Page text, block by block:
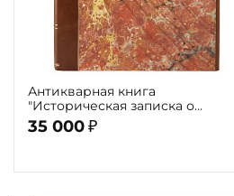
Антикварная книга
"Историческая записка о
деятельности императорского
Московского археологического
35 000 ₽